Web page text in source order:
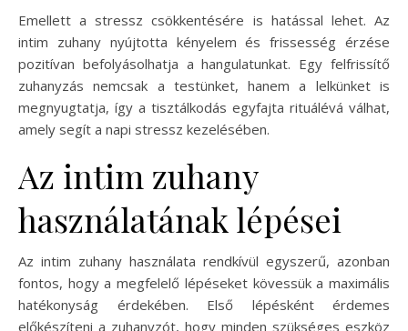
Emellett a stressz csökkentésére is hatással lehet. Az
intim zuhany nyújtotta kényelem és frissesség érzése
pozitívan befolyásolhatja a hangulatunkat. Egy felfrissítő
zuhanyzás nemcsak a testünket, hanem a lelkünket is
megnyugtatja, így a tisztálkodás egyfajta rituálévá válhat,
amely segít a napi stressz kezelésében.
Az intim zuhany
használatának lépései
Az intim zuhany használata rendkívül egyszerű, azonban
fontos, hogy a megfelelő lépéseket kövessük a maximális
hatékonyság érdekében. Első lépésként érdemes
előkészíteni a zuhanyzót, hogy minden szükséges eszköz